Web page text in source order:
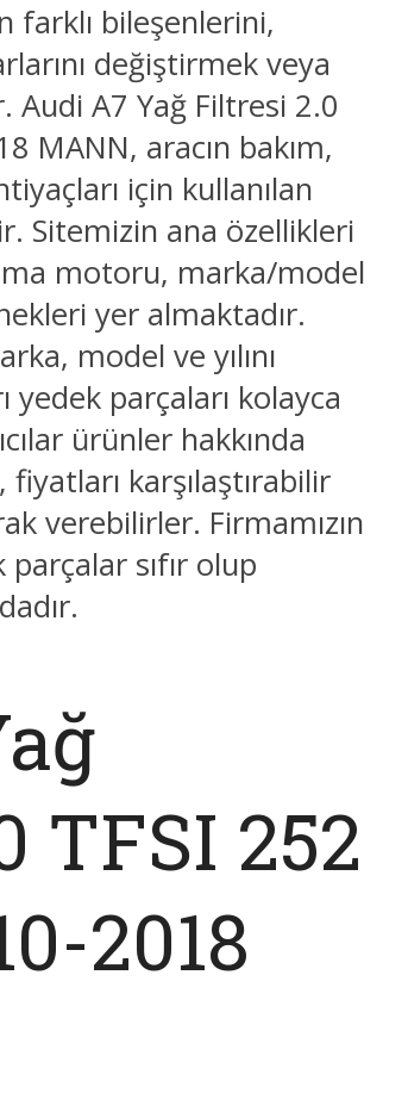
farklı bileşenlerini,
değiştirmek veya
Audi A7 Yağ Filtresi 2.0
MANN, aracın bakım,
için kullanılan
Sitemizin ana özellikleri
motoru, marka/model
yer almaktadır.
model ve yılını
yedek parçaları kolayca
ürünler hakkında
fiyatları karşılaştırabilir
verebilirler. Firmamızın
sıfır olup
TFSI 252
2018